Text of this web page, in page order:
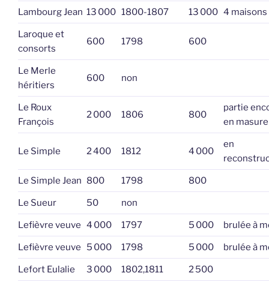
Lambourg Jean 13 000 1800-1807 13 000 4 maisons
Laroque et
consorts
600 1798 600
Le Merle
héritiers
600 non
Le Roux
François
2 000 1806 800
partie
en masure
Le Simple 2 400 1812 4 000
en
Le Simple Jean 800 1798 800
Le Sueur 50 non
Lefièvre veuve 4 000 1797 5 000 brulée à
Lefièvre veuve 5 000 1798 5 000 brulée à
Lefort Eulalie 3 000 1802,1811 2 500